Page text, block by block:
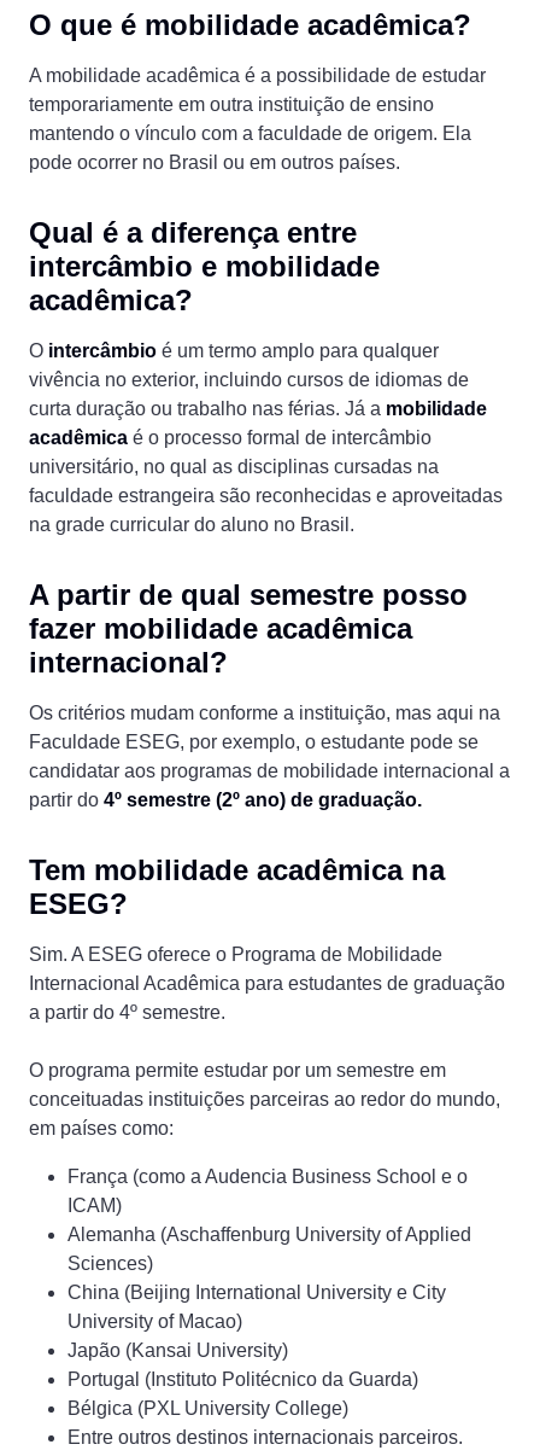
O que é mobilidade acadêmica?
A mobilidade acadêmica é a possibilidade de estudar
temporariamente em outra instituição de ensino
mantendo o vínculo com a faculdade de origem. Ela
pode ocorrer no Brasil ou em outros países.
Qual é a diferença entre
intercâmbio e mobilidade
acadêmica?
O intercâmbio é um termo amplo para qualquer
vivência no exterior, incluindo cursos de idiomas de
curta duração ou trabalho nas férias. Já a mobilidade
acadêmica é o processo formal de intercâmbio
universitário, no qual as disciplinas cursadas na
faculdade estrangeira são reconhecidas e aproveitadas
na grade curricular do aluno no Brasil.
A partir de qual semestre posso
fazer mobilidade acadêmica
internacional?
Os critérios mudam conforme a instituição, mas aqui na
Faculdade ESEG, por exemplo, o estudante pode se
candidatar aos programas de mobilidade internacional a
partir do 4º semestre (2º ano) de graduação.
Tem mobilidade acadêmica na
ESEG?
Sim. A ESEG oferece o Programa de Mobilidade
Internacional Acadêmica para estudantes de graduação
a partir do 4º semestre.
O programa permite estudar por um semestre em
conceituadas instituições parceiras ao redor do mundo,
em países como:
França (como a Audencia Business School e o
ICAM)
Alemanha (Aschaffenburg University of Applied
Sciences)
China (Beijing International University e City
University of Macao)
Japão (Kansai University)
Portugal (Instituto Politécnico da Guarda)
Bélgica (PXL University College)
Entre outros destinos internacionais parceiros.